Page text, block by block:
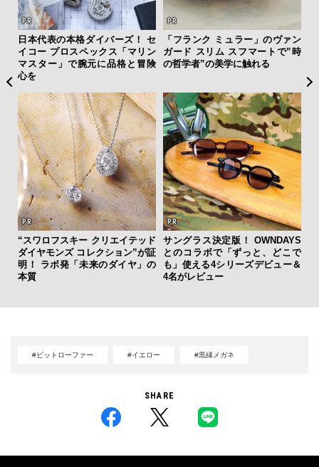
日本代表の本格ダイバーズ！ セ
イコー プロスペックス「マリン
マスター」で腕元に品格と冒険
心を
「フランク ミュラー」のヴァン
ガード スリム スフマートで”時
の哲学者”の美学に触れる
“スワロフスキー クリエイテッド
ダイヤモンズ コレクション”が証
明！ ラボ発「未来のダイヤ」の
本質
サングラス決定版！ OWNDAYS
とのコラボで「ずっと、どこで
も」使える4シリーズデビュー＆
4名がレビュー
な
#ビットローファー #イエロー #黒縁メガネ
SHARE